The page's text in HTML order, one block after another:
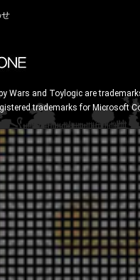
せ
Wars and Toylogic are
trademarks for Microsoft